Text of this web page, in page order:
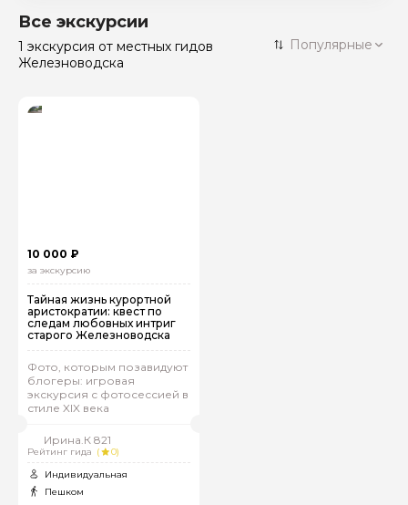
Санкт-Петербург
Россия
50 экскурсий
Все экскурсии
1 экскурсия от местных гидов
Железноводска
Популярные
10 000 ₽
за экскурсию
Тайная жизнь курортной
аристократии: квест по
следам любовных интриг
старого Железноводска
Фото, которым позавидуют
блогеры: игровая
экскурсия с фотосессией в
стиле XIX века
Ирина.К 821
Рейтинг гида (
0)
Индивидуальная
Пешком